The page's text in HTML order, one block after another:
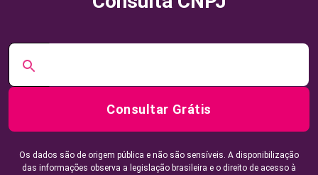
Consultar Grátis
Os dados são de origem pública e não são sensíveis. A disponibilização
das informações observa a legislação brasileira e o direito de acesso à